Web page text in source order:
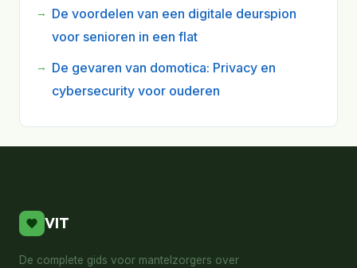
De voordelen van een digitale deurspion
voor senioren in een flat
De gevaren van domotica: Privacy en
cybersecurity voor ouderen
VIT
De complete gids voor mantelzorgers over